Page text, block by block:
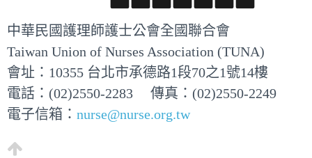
中華民國護理師護士公會全國聯合會
Taiwan Union of Nurses Association (TUNA)
會址：10355 台北市承德路1段70之1號14樓
電話：(02)2550-2283 傳真：(02)2550-2249
電子信箱： nurse@nurse.org.tw